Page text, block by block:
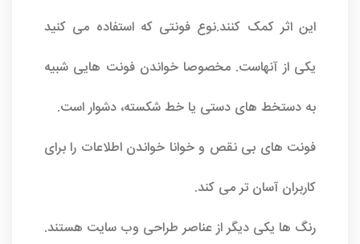
این اثر کمک کنند.نوع فونتی که استفاده می کنید
یکی از آنهاست. مخصوصا خواندن فونت هایی شبیه
به دستخط های دستی یا خط شکسته، دشوار است.
فونت های بی نقص و خوانا خواندن اطلاعات را برای
کاربران آسان تر می کند.
رنگ ها یکی دیگر از عناصر طراحی وب سایت هستند.